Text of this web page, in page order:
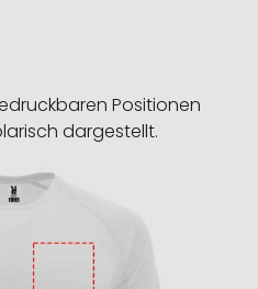
Positionen
dargestellt.